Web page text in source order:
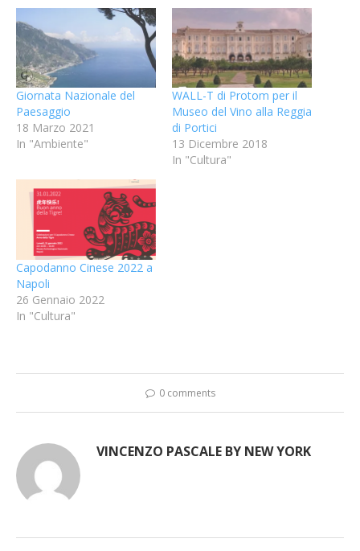
Giornata Nazionale del
Paesaggio
18 Marzo 2021
In "Ambiente"
WALL-T di Protom per il
Museo del Vino alla Reggia
di Portici
13 Dicembre 2018
In "Cultura"
Capodanno Cinese 2022 a
Napoli
26 Gennaio 2022
In "Cultura"
0 comments
VINCENZO PASCALE BY NEW YORK